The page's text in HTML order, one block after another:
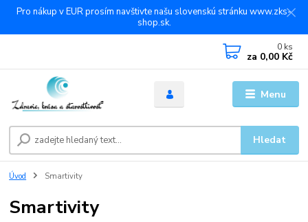
Pro nákup v EUR prosím navštivte našu slovenskú stránku www.zks-
shop.sk.
Menu
Hledat
0 ks
za 0,00 Kč
Úvod Smartivity
Smartivity